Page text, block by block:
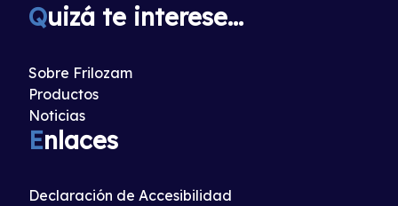
Quizá te interese...
Sobre Frilozam
Productos
Noticias
Enlaces
Declaración de Accesibilidad